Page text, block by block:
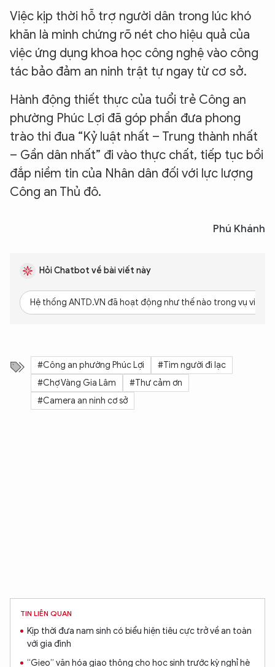
Việc kịp thời hỗ trợ người dân trong lúc khó
khăn là minh chứng rõ nét cho hiệu quả của
việc ứng dụng khoa học công nghệ vào công
tác bảo đảm an ninh trật tự ngay từ cơ sở.
Hành động thiết thực của tuổi trẻ Công an
phường Phúc Lợi đã góp phần đưa phong
trào thi đua “Kỷ luật nhất – Trung thành nhất
– Gần dân nhất” đi vào thực chất, tiếp tục bồi
đắp niềm tin của Nhân dân đối với lực lượng
Công an Thủ đô.
Phú Khánh
Hỏi Chatbot về bài viết này
Hệ thống ANTD.VN đã hoạt động như thế nào trong vụ việc
#Công an phường Phúc Lợi
#Tìm người đi lạc
#Chợ Vàng Gia Lâm
#Thư cảm ơn
#Camera an ninh cơ sở
TIN LIÊN QUAN
Kịp thời đưa nam sinh có biểu hiện tiêu cực trở về an toàn
với gia đình
“Gieo” văn hóa giao thông cho học sinh trước kỳ nghỉ hè